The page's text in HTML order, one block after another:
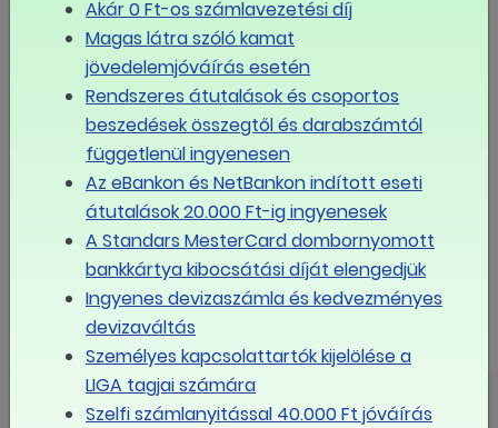
Ugyanakkor az inflációs várakozások még mindig nem
horgonyzottak, a kormány a választási készülődésben
most tol ki egy csomó pénzt a lakossághoz, és közben
elvárja a vállalatoktól a jelentős béremelést, ami a
munkaerőköltség oldaláról okozhat inflációs nyomást.
MEGOSZTOM FACEBOOKON
LINK MÁSOLÁSA
Szakértői cikkek
750 ezer fölött a bruttó
átlagkereset
Akár 0 Ft-os számlavezetési díj
Magas látra szóló kamat
jövedelemjóváírás esetén
Rendszeres átutalások és csoportos
beszedések összegtől és darabszámtól
függetlenül ingyenesen
Az eBankon és NetBankon indított eseti
átutalások 20.000 Ft-ig ingyenesek
A Standars MesterCard dombornyomott
bankkártya kibocsátási díját elengedjük
Ingyenes devizaszámla és kedvezményes
devizaváltás
Személyes kapcsolattartók kijelölése a
LIGA tagjai számára
Szelfi számlanyitással 40.000 Ft jóváírás